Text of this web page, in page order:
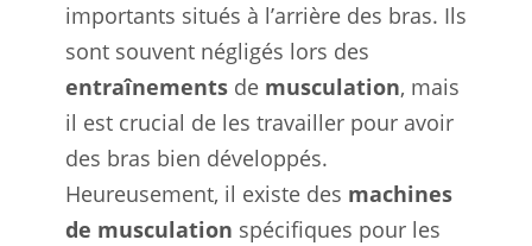
importants situés à l’arrière des bras. Ils
sont souvent négligés lors des
entraînements de musculation, mais
il est crucial de les travailler pour avoir
des bras bien développés.
Heureusement, il existe des machines
de musculation spécifiques pour les